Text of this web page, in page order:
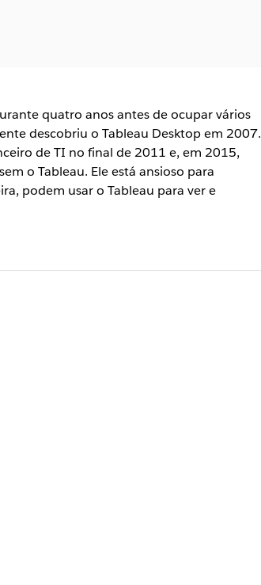
quatro anos antes de ocupar vários
descobriu o Tableau Desktop em 2007.
de TI no final de 2011 e, em 2015,
o Tableau. Ele está ansioso para
podem usar o Tableau para ver e